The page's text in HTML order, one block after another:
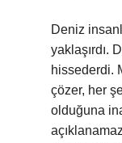
Deniz
yaklaşırdı.
hissederdi.
çözer, her
olduğuna